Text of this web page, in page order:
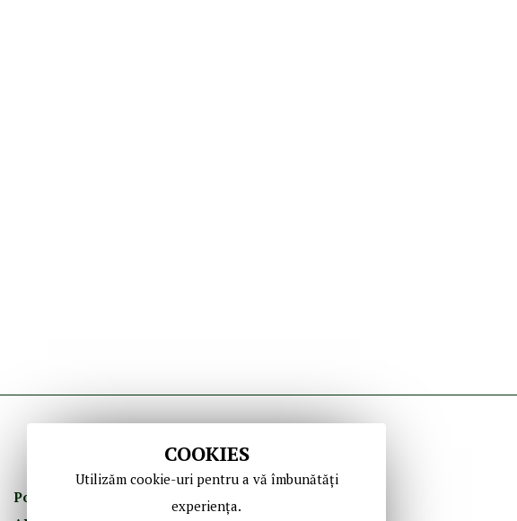
COOKIES
Utilizăm cookie-uri pentru a vă îmbunătăți
experiența.
Politica de Confidenţ